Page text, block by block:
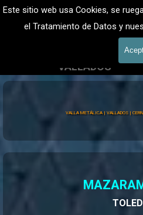
Este sitio web usa Cookies, se
el Tratamiento de Datos y
Vaya al ContenidoVALLADOS METALICOS
Valla Metálica y
VALLADOS Valla
601 900
VALLA METÁLICA | VALLADOS |